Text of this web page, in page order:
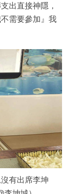
出直接神隱，
需要參加』我
有出席李坤